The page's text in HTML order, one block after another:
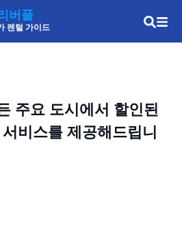
버풀
렌털 가이드
주요 도시에서 할인된
비스를 제공해드립니